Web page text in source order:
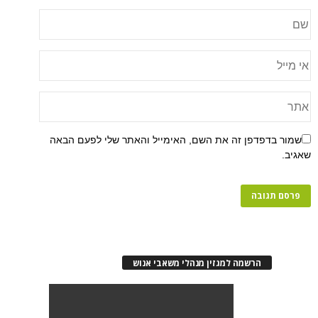
שמור בדפדפן זה את השם, האימייל והאתר שלי לפעם הבאה
שאגיב.
הרשמה למגזין מנהלי משאבי אנוש